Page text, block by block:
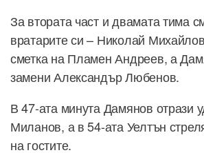
За втората част и двамата тима
вратарите си – Николай
сметка на Пламен Андреев, а
замени Александър Любенов.
В 47-ата минута Дамянов отрази
Миланов, а в 54-ата Уелтън
на гостите.